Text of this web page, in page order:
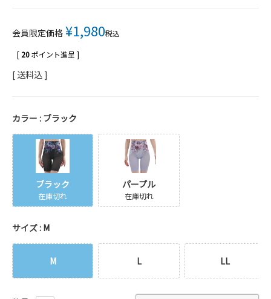
会員限定価格 ¥1,980税込
[ 20ポイント進呈 ]
送料込
カラー ブラック
ブラック
在庫切れ
パープル
在庫切れ
サイズ M
M L LL